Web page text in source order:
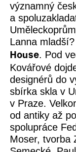
významný
a
Lanna
House. Pod
Kovářové
designérů do
sbírka skla v
v Praze.
od antiky až
spolupráce
Moser, tvorba